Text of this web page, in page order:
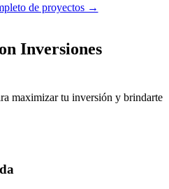
de proyectos →
Inversiones
maximizar tu inversión y brindarte